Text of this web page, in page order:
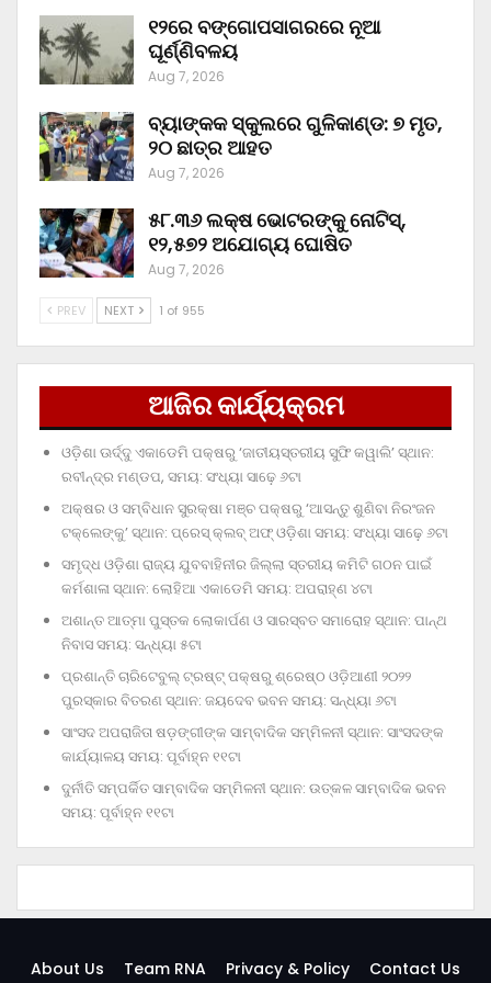
୧୨ରେ ବଙ୍ଗୋପସାଗରରେ ନୂଆ
ଘୂର୍ଣ୍ଣିବଳୟ
Aug 7, 2026
ବ୍ୟାଙ୍କକ ସ୍କୁଲରେ ଗୁଳିକାଣ୍ଡ: ୭ ମୃତ,
୨୦ ଛାତ୍ର ଆହତ
Aug 7, 2026
୫୮.୩୬ ଲକ୍ଷ ଭୋଟରଙ୍କୁ ନୋଟିସ୍‌,
୧୨,୫୭୨ ଅଯୋଗ୍ୟ ଘୋଷିତ
Aug 7, 2026
PREV NEXT 1 of 955
ଆଜିର କାର୍ଯ୍ୟକ୍ରମ
ଓଡ଼ିଶା ଊର୍ଦ୍ଦୁ ଏକାଡେମି ପକ୍ଷରୁ ‘ଜାତୀୟସ୍ତରୀୟ ସୁଫି କୱାଲି’ ସ୍ଥାନ:
ରବୀନ୍ଦ୍ର ମଣ୍ଡପ, ସମୟ: ସଂଧ୍ୟା ସାଢ଼େ ୬ଟା
ଅକ୍ଷର ଓ ସମ୍ବିଧାନ ସୁରକ୍ଷା ମଞ୍ଚ ପକ୍ଷରୁ ‘ଆସନ୍ତୁ ଶୁଣିବା ନିରଂଜନ
ଟକ୍‌ଲେଙ୍କୁ’ ସ୍ଥାନ: ପ୍ରେସ୍‌ କ୍ଲବ୍‌ ଅଫ୍‌ ଓଡ଼ିଶା ସମୟ: ସଂଧ୍ୟା ସାଢ଼େ ୬ଟା
ସମୃଦ୍ଧ ଓଡ଼ିଶା ରାଜ୍ୟ ଯୁବବାହିନୀର ଜିଲ୍ଲା ସ୍ତରୀୟ କମିଟି ଗଠନ ପାଇଁ
କର୍ମଶାଳା ସ୍ଥାନ: ଲୋହିଆ ଏକାଡେମି ସମୟ: ଅପରାହ୍‌ଣ ୪ଟା
ଅଶାନ୍ତ ଆତ୍ମା ପୁସ୍ତକ ଲୋକାର୍ପଣ ଓ ସାରସ୍ବତ ସମାରୋହ ସ୍ଥାନ: ପାନ୍ଥ
ନିବାସ ସମୟ: ସନ୍ଧ୍ୟା ୫ଟା
ପ୍ରଶାନ୍ତି ଚାରିଟେବୁଲ୍‌ ଟ୍ରଷ୍ଟ୍‌ ପକ୍ଷରୁ ଶ୍ରେଷ୍ଠ ଓଡ଼ିଆଣୀ ୨୦୨୨
ପୁରସ୍କାର ବିତରଣ ସ୍ଥାନ: ଜୟଦେବ ଭବନ ସମୟ: ସନ୍ଧ୍ୟା ୬ଟା
ସାଂସଦ ଅପରାଜିତା ଷଡ଼ଙ୍ଗୀଙ୍କ ସାମ୍ବାଦିକ ସମ୍ମିଳନୀ ସ୍ଥାନ: ସାଂସଦଙ୍କ
କାର୍ଯ୍ୟାଳୟ ସମୟ: ପୂର୍ବାହ୍ନ ୧୧ଟା
ଦୁର୍ନୀତି ସମ୍ପର୍କିତ ସାମ୍ବାଦିକ ସମ୍ମିଳନୀ ସ୍ଥାନ: ଉତ୍କଳ ସାମ୍ବାଦିକ ଭବନ
ସମୟ: ପୂର୍ବାହ୍ନ ୧୧ଟା
About Us Team RNA Privacy & Policy Contact Us